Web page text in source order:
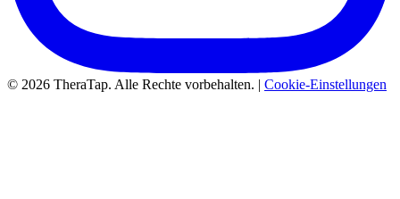
© 2026 TheraTap. Alle Rechte vorbehalten. | Cookie-Einstellungen